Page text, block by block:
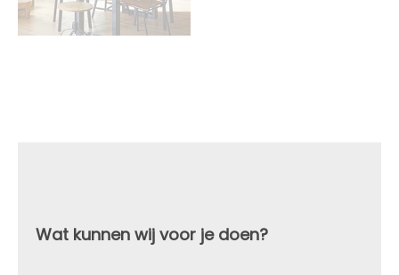
Wat kunnen wij voor je doen?